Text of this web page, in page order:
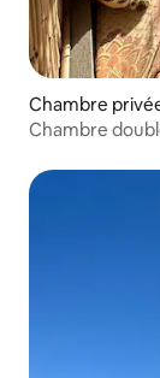
Chambre
Chambre